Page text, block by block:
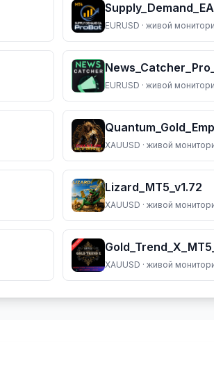
EURUSD · живой
EURUSD · живой
XAUUSD · живой
Lizard_MT5_v1.72
XAUUSD · живой
XAUUSD · живой